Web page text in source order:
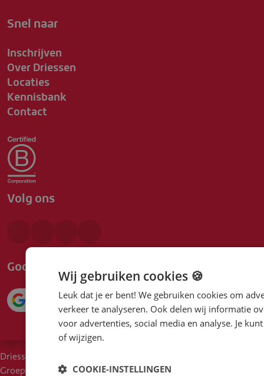
Snel naar
Inschrijven
Over Driessen
Locaties
Kennisbank
Contact
Volg ons
Google beoordeling
Driessen
Groep
CookiesVoorwaardenDuurzaam inkoopbeleid
Wij gebruiken cookies 🍪
Leuk dat je er bent! We gebruiken cookies om
verkeer te analyseren. Ook delen wij informatie
voor advertenties, social media en analyse. Je
of wijzigen.
COOKIE-INSTELLINGEN